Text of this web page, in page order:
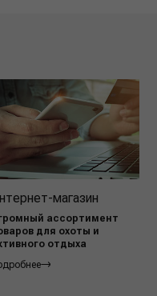
магазин
ассортимент
для охоты и
отдыха